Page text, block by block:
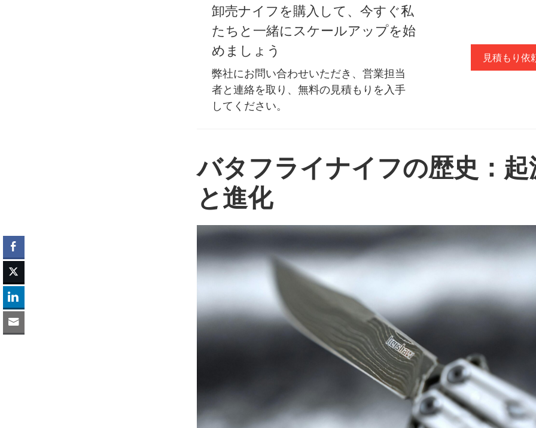
卸売ナイフを購入して、今すぐ私
たちと一緒にスケールアップを始
めましょう
弊社にお問い合わせいただき、営業担当
者と連絡を取り、無料の見積もりを入手
してください。
見積もり依
バタフライナイフの歴史：起
と進化